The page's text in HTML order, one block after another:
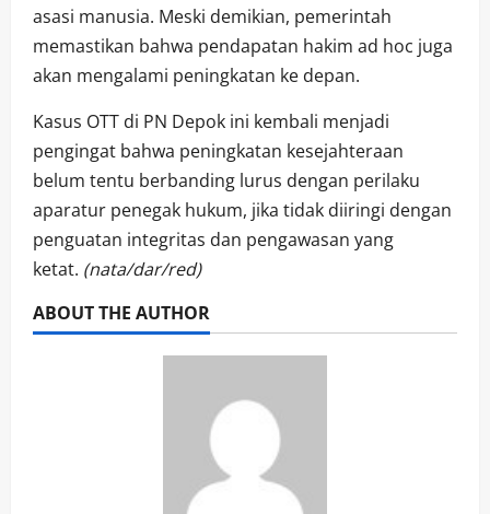
asasi manusia. Meski demikian, pemerintah
memastikan bahwa pendapatan hakim ad hoc juga
akan mengalami peningkatan ke depan.
Kasus OTT di PN Depok ini kembali menjadi
pengingat bahwa peningkatan kesejahteraan
belum tentu berbanding lurus dengan perilaku
aparatur penegak hukum, jika tidak diiringi dengan
penguatan integritas dan pengawasan yang
ketat. (nata/dar/red)
ABOUT THE AUTHOR